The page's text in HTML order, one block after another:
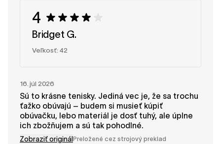
4
Bridget G.
Veľkosť: 42
16. júl 2026
Sú to krásne tenisky. Jediná vec je, že sa trochu
ťažko obúvajú – budem si musieť kúpiť
obúvačku, lebo materiál je dosť tuhý, ale úplne
ich zbožňujem a sú tak pohodlné.
Zobraziť originál Preložené cez strojový preklad